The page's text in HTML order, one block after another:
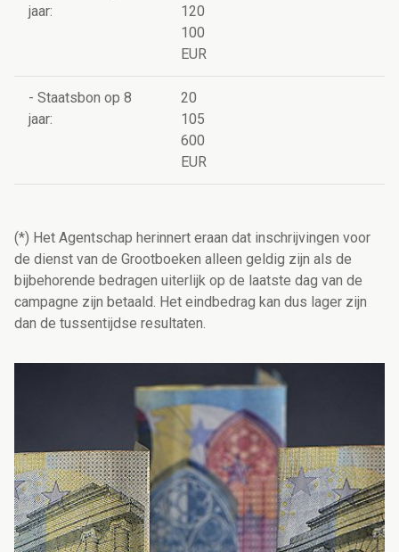
jaar:
120
100
EUR
- Staatsbon op 8
jaar:
20
105
600
EUR
(*) Het Agentschap herinnert eraan dat inschrijvingen voor
de dienst van de Grootboeken alleen geldig zijn als de
bijbehorende bedragen uiterlijk op de laatste dag van de
campagne zijn betaald. Het eindbedrag kan dus lager zijn
dan de tussentijdse resultaten.